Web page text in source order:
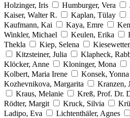
Holzinger, Iris
Humburger, Vera
Kaiser, Walter R.
Kaplan, Tülay
Kaufmann, Kai
Kaya, Emre
Winkler, Michael
Keulen, Erika
Thekla
Kiep, Selena
Kitzsteiner, Julia
Klapheck,
Klöcker, Anne
Kloninger, Mona
Kolbert, Maria Irene
Konsek, Yonna
Kozhevnikova, Margarita
Kranzen,
Kraus, Melanie
Kreß, Prof. Dr.
Rödter, Margit
Kruck, Silvia
Ladipo, Eva
Lichtenthäler, Agnes